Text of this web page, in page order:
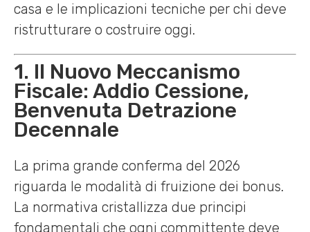
casa e le implicazioni tecniche per chi deve
ristrutturare o costruire oggi.
1. Il Nuovo Meccanismo
Fiscale: Addio Cessione,
Benvenuta Detrazione
Decennale
La prima grande conferma del 2026
riguarda le modalità di fruizione dei bonus.
La normativa cristallizza due principi
fondamentali che ogni committente deve